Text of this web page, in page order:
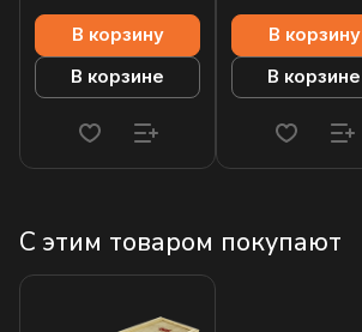
В корзину
В корзине
В корзину
В корзине
С этим товаром покупают